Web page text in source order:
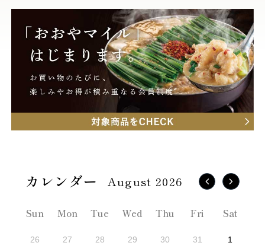
August 2026
Sun Mon Tue Wed Thu Fri Sat
26 27 28 29 30 31 1